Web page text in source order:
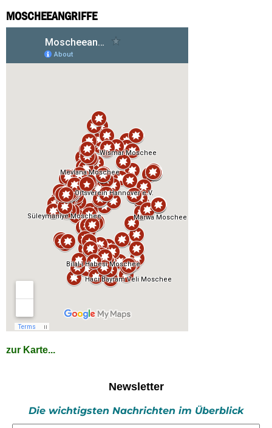
MOSCHEEANGRIFFE
zur Karte...
Newsletter
Die wichtigsten Nachrichten im Überblick